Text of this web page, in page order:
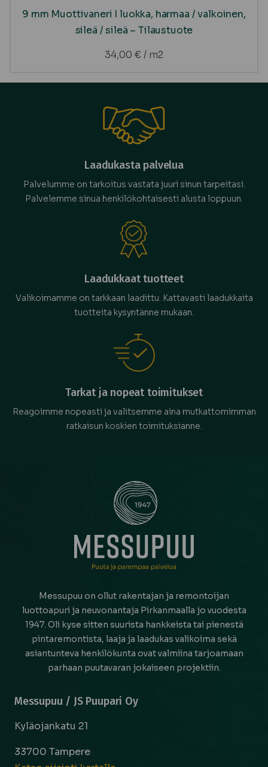
9 mm Muottivaneri I luokka, harmaa / valkoinen,
sileä / sileä – Tilaustuote
34,00 € / m2
Laadukasta palvelua
Palvelumme on tarkoitus vastata juuri sinun tarpeitasi.
Palvelemme sinua henkilökohtaisesti alusta loppuun.
Laadukkaat tuotteet
Valikoimamme on tarkkaan laadittu. Kattavasti laadukkaita
tuotteita kysyntänne mukaan.
Tarkat ja nopeat toimitukset
Reagoimme nopeasti ja valitsemme aina mutkattomimman
ratkaisun koskien toimituksianne.
Messupuu on ollut rakentajan ja remontoijan
luottoapuri ja neuvonantaja Pirkanmaalla jo vuodesta
1947. Oli kyse sitten suurista hankkeista tai pienestä
pintaremontista, laaja ja laadukas valikoima sekä
asiantunteva henkilökunta ovat valmiina tarjoamaan
parhaan puutavaran jokaiseen projektiin.
Messupuu / JS Puupari Oy
Kyläojankatu 21
33700 Tampere